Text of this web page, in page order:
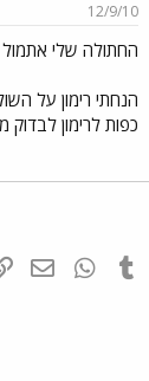
12/9/10
החתולה שלי אתמול
כפות לרימון
Pinterest
Tumblr